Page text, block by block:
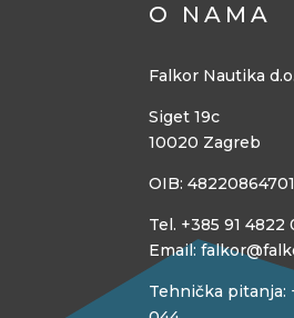
O NAMA
Falkor Nautika
Siget 19c
10020 Zagreb
OIB: 48220864701
Tel. +385 91 4822
Email:
Tehnička pitanja: